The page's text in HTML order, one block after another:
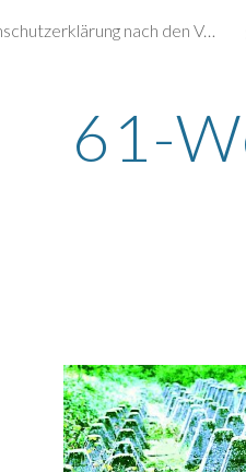
Skip to main content Datenschutzerklärung nach den Vorgaben der DSGVO
61-